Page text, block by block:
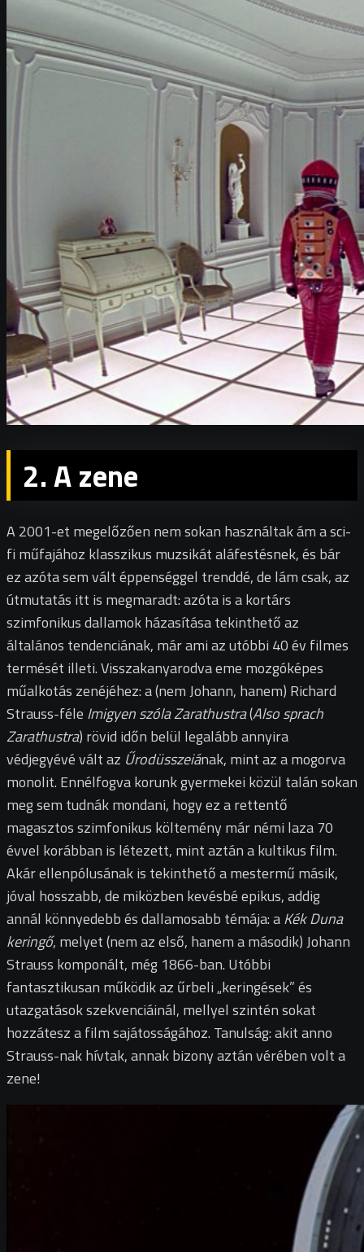
2. A zene
A 2001-et megelőzően nem sokan használtak ám a sci-
fi műfajához klasszikus muzsikát aláfestésnek, és bár
ez azóta sem vált éppenséggel trenddé, de lám csak, az
útmutatás itt is megmaradt: azóta is a kortárs
szimfonikus dallamok házasítása tekinthető az
általános tendenciának, már ami az utóbbi 40 év filmes
termését illeti. Visszakanyarodva eme mozgóképes
műalkotás zenéjéhez: a (nem Johann, hanem) Richard
Strauss-féle Imigyen szóla Zarathustra(Also sprach
Zarathustra) rövid időn belül legalább annyira
védjegyévé vált az Űrodüsszeiának, mint az a mogorva
monolit. Ennélfogva korunk gyermekei közül talán sokan
meg sem tudnák mondani, hogy ez a rettentő
magasztos szimfonikus költemény már némi laza 70
évvel korábban is létezett, mint aztán a kultikus film.
Akár ellenpólusának is tekinthető a mestermű másik,
jóval hosszabb, de miközben kevésbé epikus, addig
annál könnyedebb és dallamosabb témája: aKék Duna
keringő, melyet (nem az első, hanem a második) Johann
Strauss komponált, még 1866-ban. Utóbbi
fantasztikusan működik az űrbeli „keringések” és
utazgatások szekvenciáinál, mellyel szintén sokat
hozzátesz a film sajátosságához. Tanulság: akit anno
Strauss-nak hívtak, annak bizony aztán vérében volt a
zene!